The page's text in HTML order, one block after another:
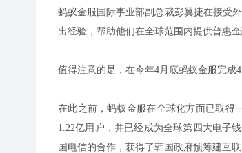
蚂蚁金服国际事业部副总裁彭翼捷在接受
出经验，帮助他们在全球范围内提供普惠
值得注意的是，在今年4月底蚂蚁金服完成
在此之前，蚂蚁金服在全球化方面已取得
1.22亿用户，并已经成为全球第四大电子
国电信的合作，获得了韩国政府预筹建互联